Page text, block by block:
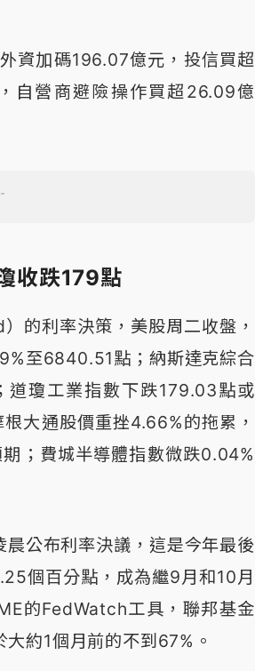
資加碼196.07億元，投信買超
自營商避險操作買超26.09億
收跌179點
的利率決策，美股周二收盤，
至6840.51點；納斯達克綜合
瓊工業指數下跌179.03點或
大通股價重挫4.66%的拖累，
；費城半導體指數微跌0.04%
公布利率決議，這是今年最後
個百分點，成為繼9月和10月
的FedWatch工具，聯邦基金
約1個月前的不到67%。